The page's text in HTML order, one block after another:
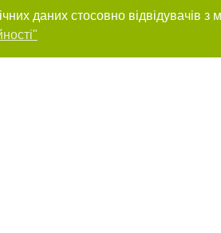
даних стосовно відвідувачів